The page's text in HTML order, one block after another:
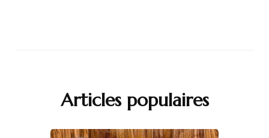
Articles populaires